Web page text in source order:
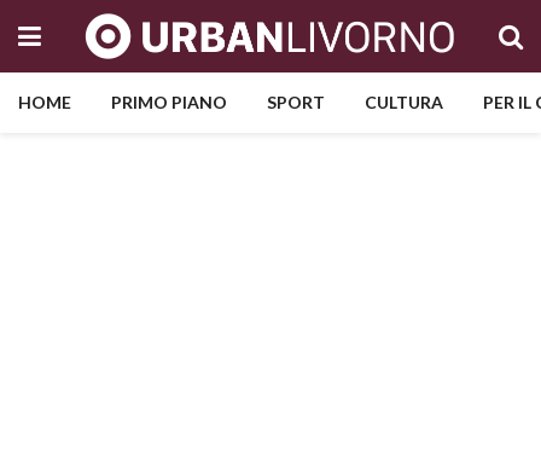
HOME PRIMO PIANO SPORT CULTURA PER